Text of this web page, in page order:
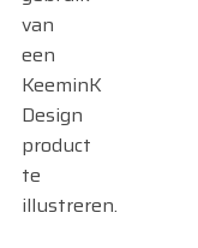
van
een
KeeminK
Design
product
te
illustreren.